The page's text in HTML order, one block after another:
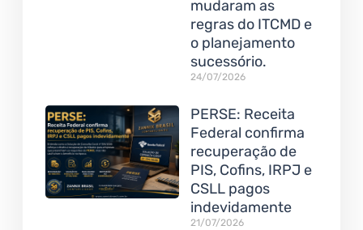
mudaram as
regras do ITCMD e
o planejamento
sucessório.
24/07/2026
PERSE: Receita
Federal confirma
recuperação de
PIS, Cofins, IRPJ e
CSLL pagos
indevidamente
21/07/2026